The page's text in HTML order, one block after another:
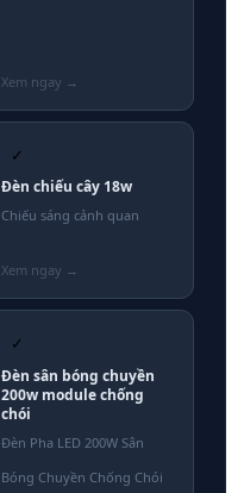
✓
Đèn chiếu cây 18w
Chiếu sáng cảnh quan
✓
Đèn sân bóng chuyền
200w module chống
chói
Đèn Pha LED 200W Sân
Bóng Chuyền Chống Chói